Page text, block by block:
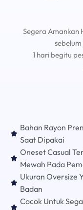
Segera Amankan
sebelum
1 hari begitu
Bahan Rayon
Saat Dipakai
Oneset Casual
Mewah Pada
Ukuran Oversize
Badan
Cocok Untuk